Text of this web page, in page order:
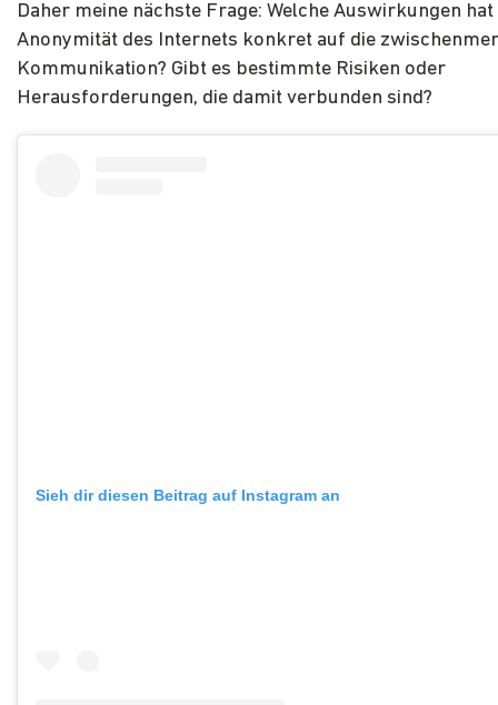
Daher meine nächste Frage: Welche Auswirkungen hat
Anonymität des Internets konkret auf die
Kommunikation? Gibt es bestimmte Risiken oder
Herausforderungen, die damit verbunden sind?
Sieh dir diesen Beitrag auf Instagram an